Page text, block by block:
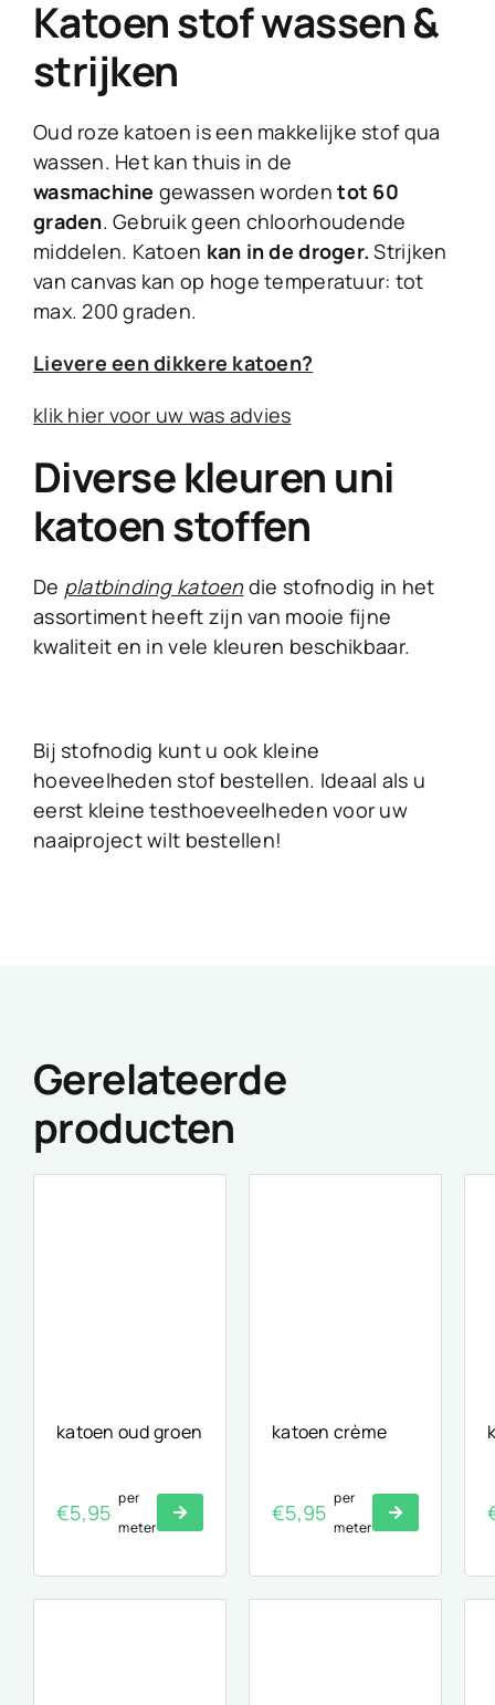
Katoen stof wassen &
strijken
Oud roze katoen is een makkelijke stof qua
wassen. Het kan thuis in de
wasmachine gewassen wordentot 60
graden. Gebruik geen chloorhoudende
middelen. Katoen kan in de droger. Strijken
van canvas kan op hoge temperatuur: tot
max. 200 graden.
Lievere een dikkere katoen?
klik hier voor uw was advies
Diverse kleuren uni
katoen stoffen
De platbinding katoen die stofnodig in het
assortiment heeft zijn van mooie fijne
kwaliteit en in vele kleuren beschikbaar.
Bij stofnodig kunt u ook kleine
hoeveelheden stof bestellen. Ideaal als u
eerst kleine testhoeveelheden voor uw
naaiproject wilt bestellen!
Gerelateerde
producten
katoen oud groen
€5,95
per
meter
katoen crème
€5,95
per
meter